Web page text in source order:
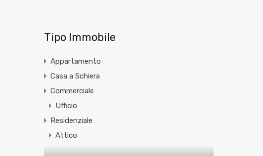
Tipo Immobile
Appartamento
Casa a Schiera
Commerciale
Ufficio
Residenziale
Attico